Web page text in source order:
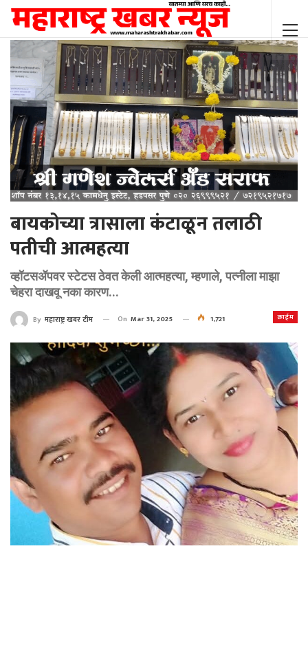
बायकोच्या त्रासाला कंटाळून तलाठी
पतीची आत्महत्या
व्हॉटसॲपवर स्टेटस ठेवत केली आत्महत्या, म्हणाले, पत्नीला माझा
चेहरा दाखवू नका कारण...
क्राईम
By महाराष्ट्र खबर टीम On Mar 31, 2025 1,721